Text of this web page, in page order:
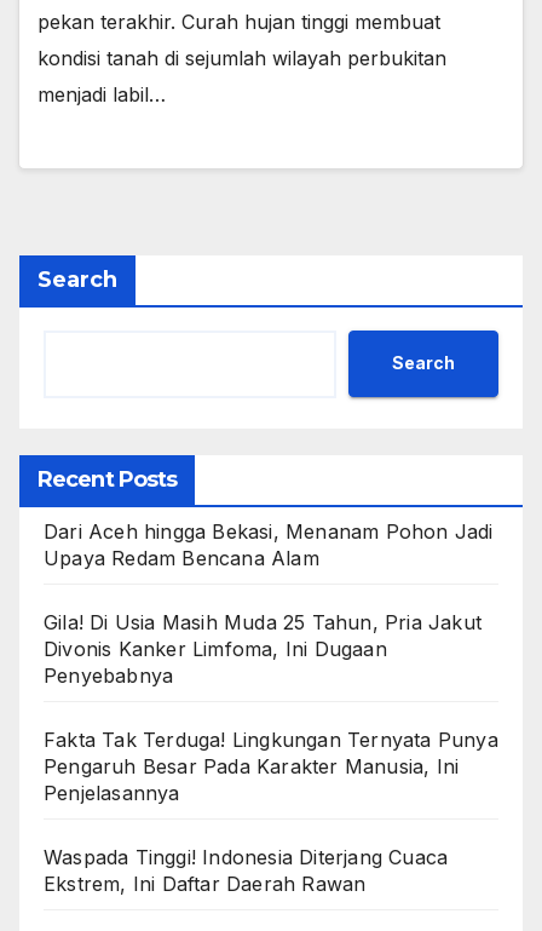
pekan terakhir. Curah hujan tinggi membuat
kondisi tanah di sejumlah wilayah perbukitan
menjadi labil…
Search
Search
Recent Posts
Dari Aceh hingga Bekasi, Menanam Pohon Jadi
Upaya Redam Bencana Alam
Gila! Di Usia Masih Muda 25 Tahun, Pria Jakut
Divonis Kanker Limfoma, Ini Dugaan
Penyebabnya
Fakta Tak Terduga! Lingkungan Ternyata Punya
Pengaruh Besar Pada Karakter Manusia, Ini
Penjelasannya
Waspada Tinggi! Indonesia Diterjang Cuaca
Ekstrem, Ini Daftar Daerah Rawan